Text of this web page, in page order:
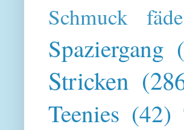
Schmuck
Spaziergang
Stricken
Teenies (42)